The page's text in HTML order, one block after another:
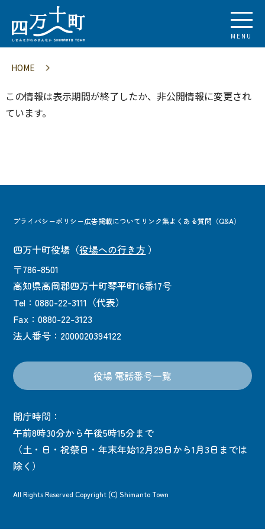
MENU
HOME
この情報は表示期間が終了したか、非公開情報に変更され
ています。
プライバシーポリシー広告掲載について リンク集よくある質問（Q&A）
四万十町役場 （役場への行き方 ）
〒786-8501
高知県高岡郡四万十町琴平町16番17号
Tel：0880-22-3111（代表）
Fax：0880-22-3123
法人番号：2000020394122
役場 電話番号一覧
開庁時間：
午前8時30分から午後5時15分まで
（土・日・祝祭日・年末年始12月29日から1月3日までは
除く）
All Rights Reserved Copyright (C) Shimanto Town